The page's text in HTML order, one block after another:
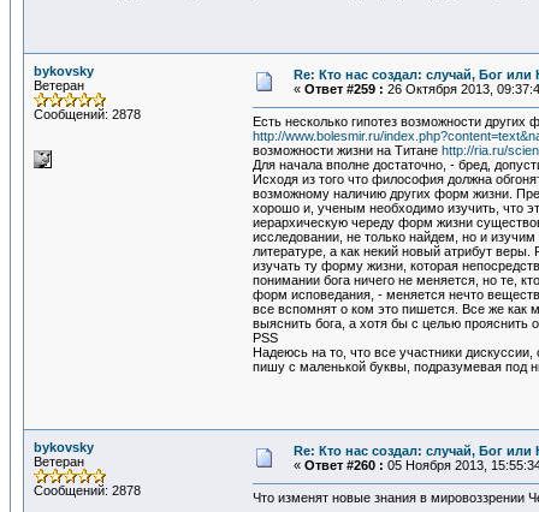
bykovsky
Ветеран
Сообщений: 2878
Re: Кто нас создал: случай, Бог
« Ответ #259 : 26 Октября 2013,
Есть несколько гипотез возможности
http://www.bolesmir.ru/
возможности жизни на Титане http://ria.ru/
Для начала вполне достаточно, - бред,
Исходя из того что философия должна
возможному наличию других форм жизни.
хорошо и, ученым необходимо изучить, что
иерархическую череду форм жизни
исследовании, не только найдем, но и
литературе, а как некий новый атрибут
изучать ту форму жизни, которая
понимании бога ничего не меняется, но те,
форм исповедания, - меняется нечто
все вспомнят о ком это пишется. Все же как
выяснить бога, а хотя бы с целью прояснить
PSS
Надеюсь на то, что все участники
пишу с маленькой буквы, подразумевая под
bykovsky
Ветеран
Сообщений: 2878
Re: Кто нас создал: случай, Бог
« Ответ #260 : 05 Ноября 2013,
Что изменят новые знания в мировоззрении